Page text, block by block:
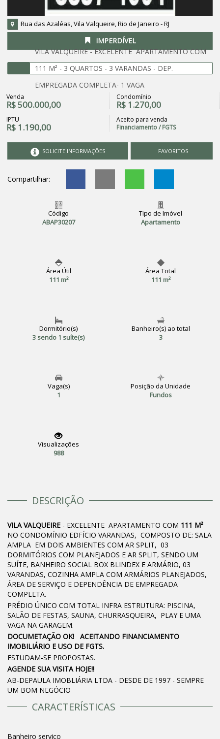
Rua das Azaléas, Vila Valqueire, Rio de Janeiro - RJ
IMPERDÍVEL
VILA VALQUEIRE - EXCELENTE APARTAMENTO COM
111 M² - 3 QUARTOS - 3 VARANDAS - DEP.
EMPREGADA COMPLETA- 1 VAGA
Venda
R$500.000,00
Condomínio
R$ 1.270,00
IPTU
R$ 1.190,00
Aceito para venda
Financiamento / FGTS
SOLICITE INFORMAÇÕES FAVORITOS
Compartilhar:
Código
ABAP30207
Tipo de Imóvel
Apartamento
Área Útil
111 m²
Área Total
111 m²
Dormitório(s)
3 sendo 1 suíte(s)
Banheiro(s) ao total
3
Vaga(s)
1
Posição da Unidade
Fundos
Visualizações
988
DESCRIÇÃO
VILA VALQUEIRE - EXCELENTE APARTAMENTO COM 111 M²
NO CONDOMÍNIO EDFÍCIO VARANDAS, COMPOSTO DE: SALA
AMPLA EM DOIS AMBIENTES COM AR SPLIT, 03
DORMITÓRIOS COM PLANEJADOS E AR SPLIT, SENDO UM
SUÍTE, BANHEIRO SOCIAL BOX BLINDEX E ARMÁRIO, 03
VARANDAS, COZINHA AMPLA COM ARMÁRIOS PLANEJADOS,
ÁREA DE SERVIÇO E DEPENDÊNCIA DE EMPREGADA
COMPLETA.
PRÉDIO ÚNICO COM TOTAL INFRA ESTRUTURA: PISCINA,
SALÃO DE FESTAS, SAUNA, CHURRASQUEIRA, PLAY E UMA
VAGA NA GARAGEM.
DOCUMETAÇÃO OK! ACEITANDO FINANCIAMENTO
IMOBILIÁRIO E USO DE FGTS.
ESTUDAM-SE PROPOSTAS.
AGENDE SUA VISITA HOJE!!
AB-DEPAULA IMOBLIÁRIA LTDA - DESDE DE 1997 - SEMPRE
UM BOM NEGÓCIO
CARACTERÍSTICAS
Banheiro serviço